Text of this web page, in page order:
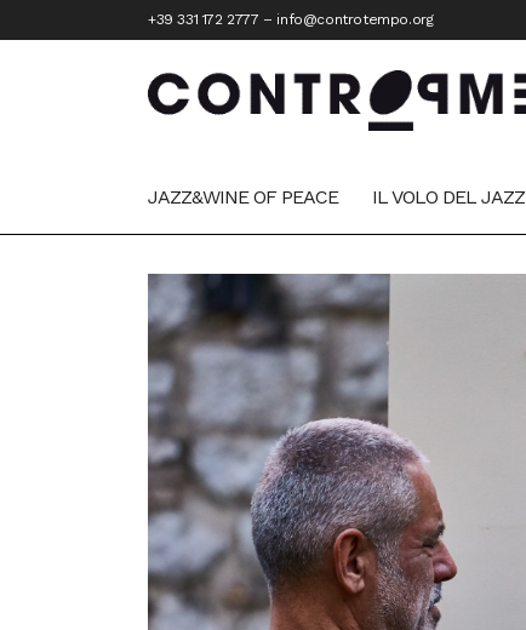
+39 331 172 2777 – info@controtempo.org
JAZZ&WINE OF PEACE IL VOLO DEL JAZZ